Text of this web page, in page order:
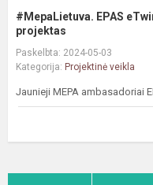
#MepaLietuva. EPAS
projektas
Paskelbta: 2024-05-03
Kategorija: Projektinė veikla
Jaunieji MEPA ambasadoriai